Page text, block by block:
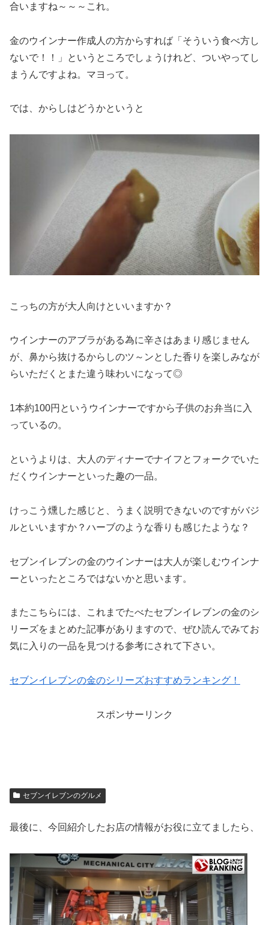
合いますね～～～これ。
金のウインナー作成人の方からすれば「そういう食べ方し
ないで！！」というところでしょうけれど、ついやってし
まうんですよね。マヨって。
では、からしはどうかというと
こっちの方が大人向けといいますか？
ウインナーのアブラがある為に辛さはあまり感じません
が、鼻から抜けるからしのツ～ンとした香りを楽しみなが
らいただくとまた違う味わいになって◎
1本約100円というウインナーですから子供のお弁当に入
っているの。
というよりは、大人のディナーでナイフとフォークでいた
だくウインナーといった趣の一品。
けっこう燻した感じと、うまく説明できないのですがバジ
ルといいますか？ハーブのような香りも感じたような？
セブンイレブンの金のウインナーは大人が楽しむウインナ
ーといったところではないかと思います。
またこちらには、これまでたべたセブンイレブンの金のシ
リーズをまとめた記事がありますので、ぜひ読んでみてお
気に入りの一品を見つける参考にされて下さい。
セブンイレブンの金のシリーズおすすめランキング！
スポンサーリンク
セブンイレブンのグルメ
最後に、今回紹介したお店の情報がお役に立てましたら、